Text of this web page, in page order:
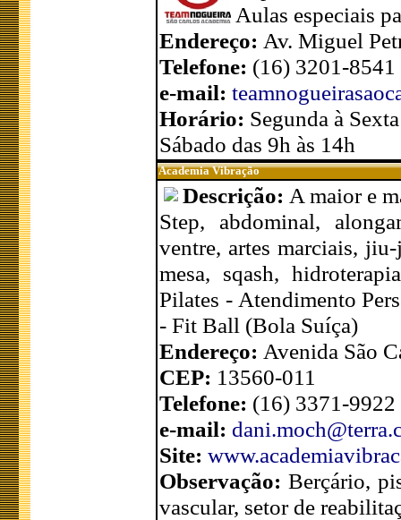
Aulas especiais
Endereço: Av. Miguel
Telefone: (16) 3201-8541
e-mail:
Horário: Segunda à
Sábado das 9h às 14h
Academia Vibração
Descrição: A maior e
Step, abdominal,
ventre, artes marciais,
mesa, sqash,
Pilates - Atendimento
- Fit Ball (Bola Suíça)
Endereço: Avenida São
CEP: 13560-011
Telefone: (16) 3371-
e-mail:
Site:
Observação: Berçário,
vascular, setor de